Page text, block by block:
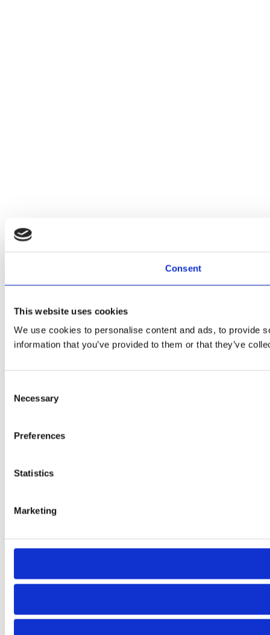
Consent
This website uses cookies
We use cookies to personalise content and ads, to provide
information that you’ve provided to them or that they’ve
Selection
Necessary
Preferences
Statistics
Marketing